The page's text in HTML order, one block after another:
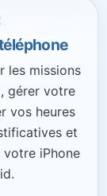
les missions
gérer votre
vos heures
et
iPhone